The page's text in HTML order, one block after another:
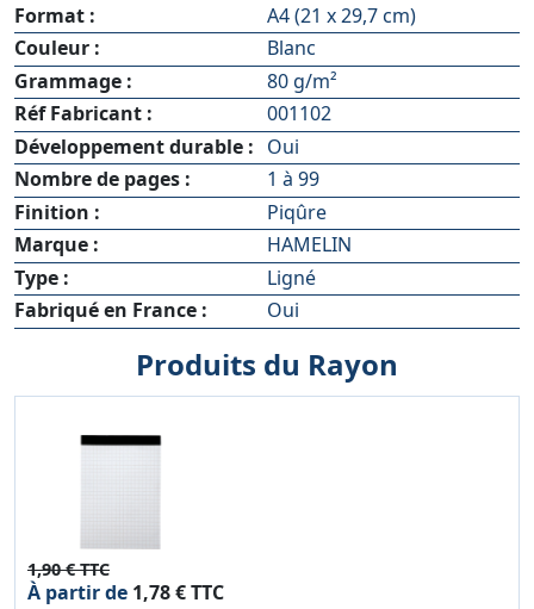
Format :
A4 (21 x 29,7 cm)
Couleur :
Blanc
Grammage :
80 g/m²
Réf Fabricant :
001102
Développement durable : Oui
Nombre de pages :
1 à 99
Finition :
Piqûre
Marque :
HAMELIN
Type :
Ligné
Fabriqué en France :
Oui
Produits du Rayon
1,90 € TTC
À partir de 1,78 € TTC